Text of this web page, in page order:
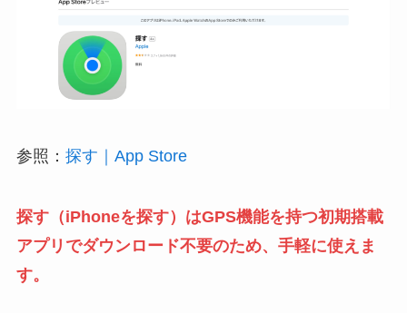
参照： 探す｜App Store
探す（iPhoneを探す）はGPS機能を持つ初期搭載
アプリでダウンロード不要のため、手軽に使えま
す。